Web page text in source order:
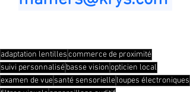
adaptation lentillescommerce de proximité
suivi personnalisébasse visionopticien local
examen de vuesanté sensorielleloupes électroniques